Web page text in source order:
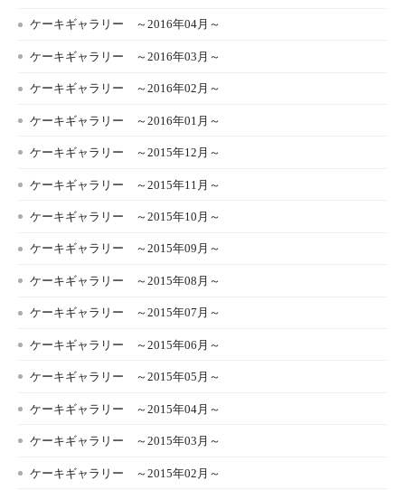
ケーキギャラリー ～2016年04月～
ケーキギャラリー ～2016年03月～
ケーキギャラリー ～2016年02月～
ケーキギャラリー ～2016年01月～
ケーキギャラリー ～2015年12月～
ケーキギャラリー ～2015年11月～
ケーキギャラリー ～2015年10月～
ケーキギャラリー ～2015年09月～
ケーキギャラリー ～2015年08月～
ケーキギャラリー ～2015年07月～
ケーキギャラリー ～2015年06月～
ケーキギャラリー ～2015年05月～
ケーキギャラリー ～2015年04月～
ケーキギャラリー ～2015年03月～
ケーキギャラリー ～2015年02月～